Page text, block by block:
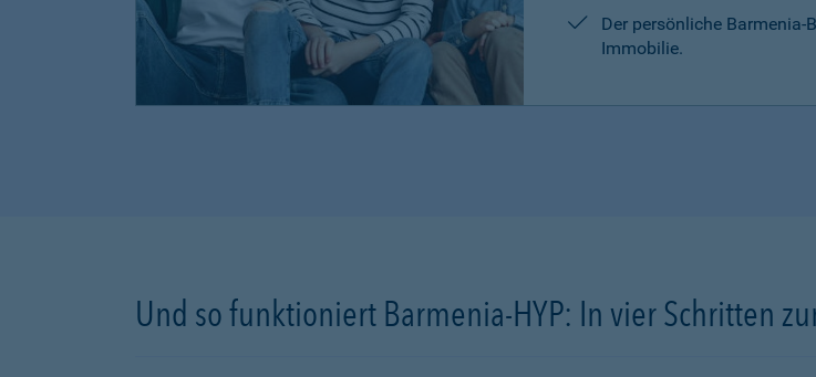
Der persönliche
Immobilie.
Und so funktioniert Barmenia-HYP: In vier Schritten